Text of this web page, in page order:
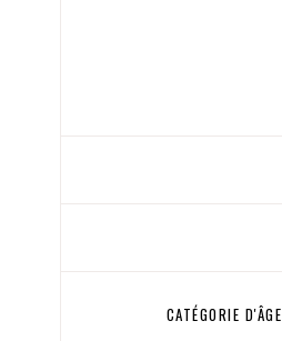
CATÉGORIE D'ÂGE